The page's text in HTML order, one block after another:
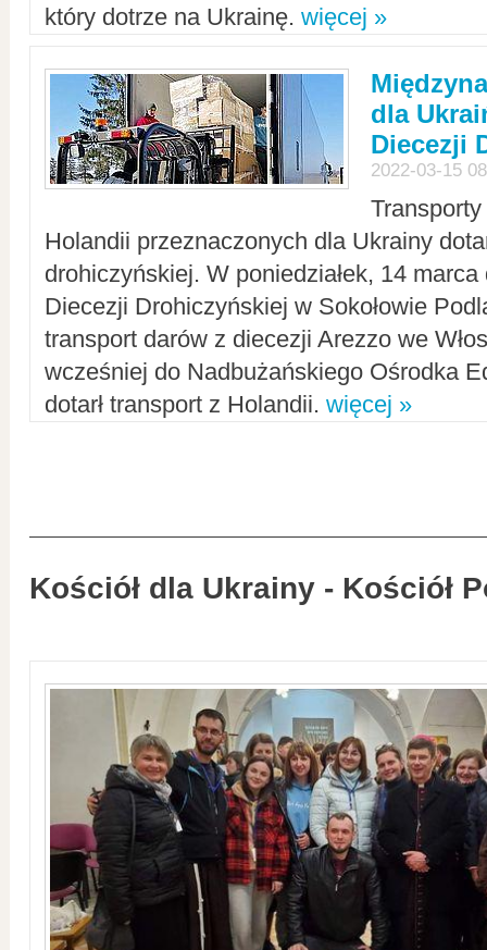
który dotrze na Ukrainę. więcej »
dla
Diecezji
2022-03-15
Holandii przeznaczonych dla Ukrainy
drohiczyńskiej. W poniedziałek, 14
Diecezji Drohiczyńskiej w Sokołowie
transport darów z diecezji Arezzo we
wcześniej do Nadbużańskiego Ośrodka
dotarł transport z Holandii. więcej »
Kościół dla Ukrainy - Kościół